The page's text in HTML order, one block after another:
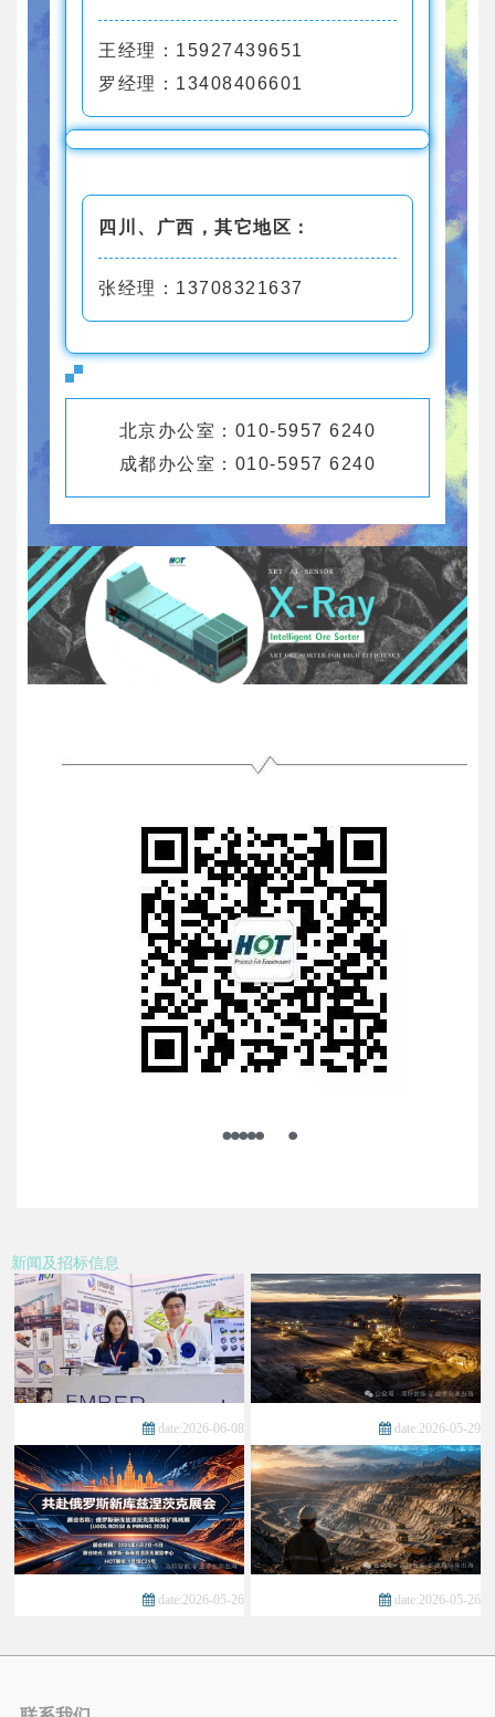
王经理：15927439651
罗经理：13408406601
四川、广西，其它地区：
张经理：13708321637
北京办公室：010-5957 6240
成都办公室：010-5957 6240
新闻及招标信息
date:2026-06-08 date:2026-05-29
date:2026-05-26 date:2026-05-26